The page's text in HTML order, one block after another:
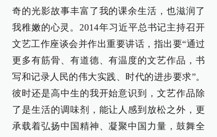
奇的光影故事丰富了我的课余生活，也滋润了
我稚嫩的心灵。2014年习近平总书记主持召开
文艺工作座谈会并作出重要讲话，指出要“通过
更多有筋骨、有道德、有温度的文艺作品，书
写和记录人民的伟大实践、时代的进步要求”。
彼时还是高中生的我开始意识到，文艺作品除
了是生活的调味剂，能让人感到放松之外，更
承载着弘扬中国精神、凝聚中国力量，鼓舞全